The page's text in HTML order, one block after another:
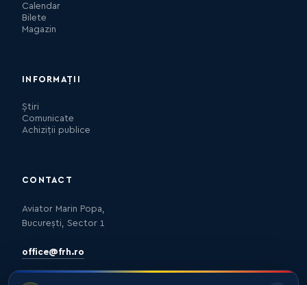
Calendar
Bilete
Magazin
INFORMAȚII
Știri
Comunicate
Achiziții publice
CONTACT
Aviator Marin Popa,
București, Sector 1
office@frh.ro